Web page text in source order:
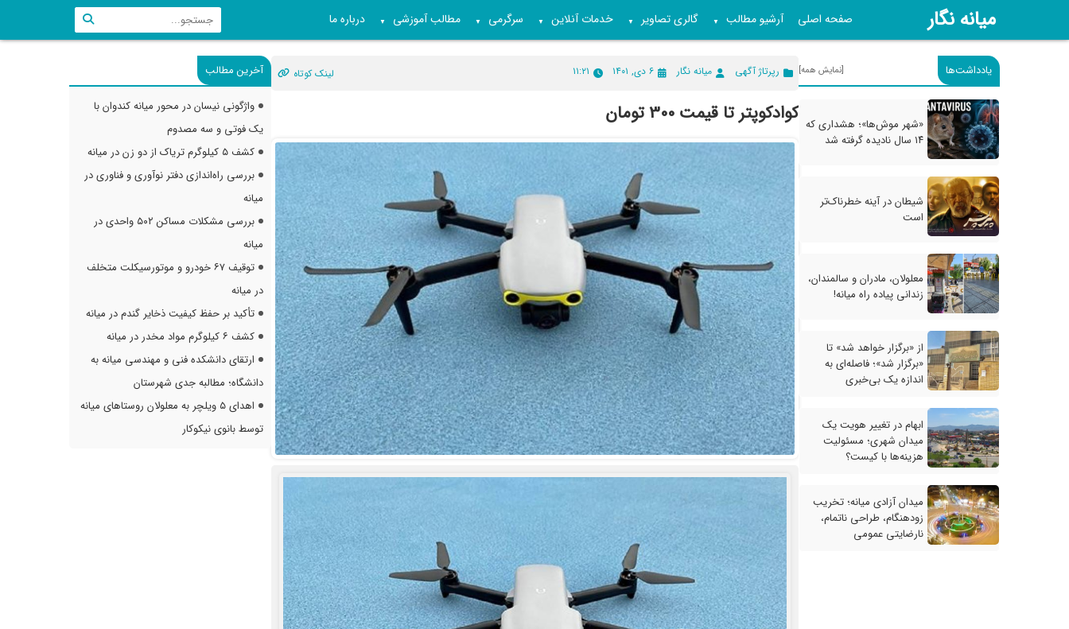
میانه نگار صفحه اصلی آرشیو مطالب ▼ گالری تصاویر ▼ خدمات آنلاین ▼ سرگرمی ▼ مطالب آموزشی ▼ درباره ما
یادداشت‌ها [نمایش همه]
«شهر موش‌ها»؛ هشداری که
۱۴ سال نادیده گرفته شد
شیطان در آینه خطرناک‌تر
است
معلولان، مادران و سالمندان،
زندانی پیاده راه میانه!
از «برگزار خواهد شد» تا
«برگزار شد»؛ فاصله‌ای به
اندازه یک بی‌خبری
ابهام در تغییر هویت یک
میدان شهری؛ مسئولیت
هزینه‌ها با کیست؟
میدان آزادی میانه؛ تخریب
زودهنگام، طراحی ناتمام،
نارضایتی عمومی
رپرتاژ آگهی میانه نگار ۶ دی, ۱۴۰۱ ۱۱:۲۱ لینک کوتاه
کوادکوپتر تا قیمت 300 تومان
آخرین مطالب
واژگونی نیسان در محور میانه کندوان با
یک فوتی و سه مصدوم
کشف ۵ کیلوگرم تریاک از دو زن در میانه
بررسی راه‌اندازی دفتر نوآوری و فناوری در
میانه
بررسی مشکلات مساکن ۵۰۲ واحدی در
میانه
توقیف ۶۷ خودرو و موتورسیکلت متخلف
در میانه
تأکید بر حفظ کیفیت ذخایر گندم در میانه
کشف ۶ کیلوگرم مواد مخدر در میانه
ارتقای دانشکده فنی و مهندسی میانه به
دانشگاه؛ مطالبه جدی شهرستان
اهدای ۵ ویلچر به معلولان روستاهای میانه
توسط بانوی نیکوکار